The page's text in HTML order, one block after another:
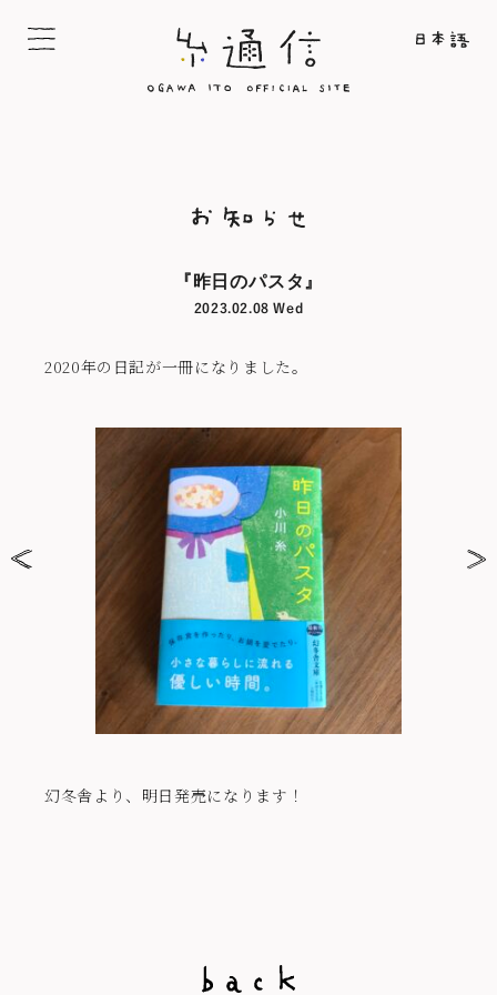
『昨日のパスタ』
2023.02.08 Wed
2020年の日記が一冊になりました。
幻冬舎より、明日発売になります！